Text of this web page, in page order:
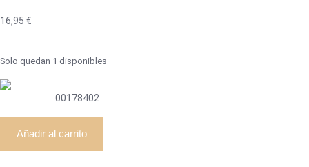
16,95 €
Solo quedan 1 disponibles
00178402
Añadir al carrito